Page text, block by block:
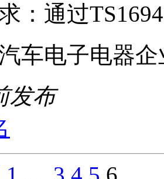
： 通过
车电子电器企
发布